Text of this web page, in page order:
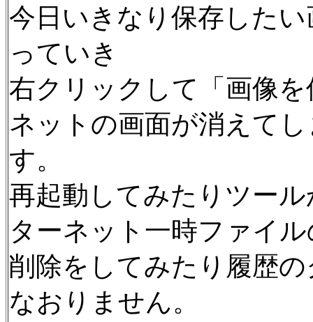
今日いきなり保存した
っていき
右クリックして「画像
ネットの画面が消えて
す。
再起動してみたりツー
ターネット一時ファイル
削除をしてみたり履歴
なおりません。